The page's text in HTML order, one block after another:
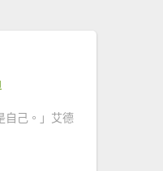
自己。」艾德